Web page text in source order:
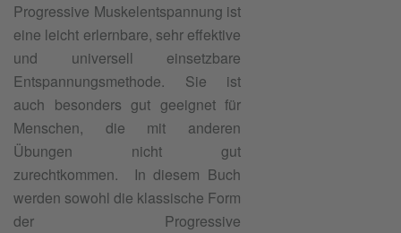
Progressive Muskelentspannung ist
eine leicht erlernbare, sehr effektive
und universell einsetzbare
Entspannungsmethode. Sie ist
auch besonders gut geeignet für
Menschen, die mit anderen
Übungen nicht gut
zurechtkommen. In diesem Buch
werden sowohl die klassische Form
der Progressive